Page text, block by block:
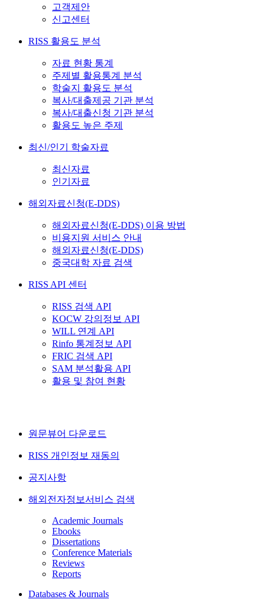
고객제안
신고센터
RISS 활용도 분석
자료 현황 통계
주제별 활용통계 분석
학술지 활용도 분석
복사/대출제공 기관 분석
복사/대출신청 기관 분석
활용도 높은 주제
최신/인기 학술자료
최신자료
인기자료
해외자료신청(E-DDS)
해외자료신청(E-DDS) 이용 방법
비용지원 서비스 안내
해외자료신청(E-DDS)
중국대학 자료 검색
RISS API 센터
RISS 검색 API
KOCW 강의정보 API
WILL 연계 API
Rinfo 통계정보 API
FRIC 검색 API
SAM 분석활용 API
활용 및 참여 현황
원문뷰어 다운로드
RISS 개인정보 재동의
공지사항
해외전자정보서비스 검색
Academic Journals
Ebooks
Dissertations
Conference Materials
Reviews
Reports
Databases & Journals